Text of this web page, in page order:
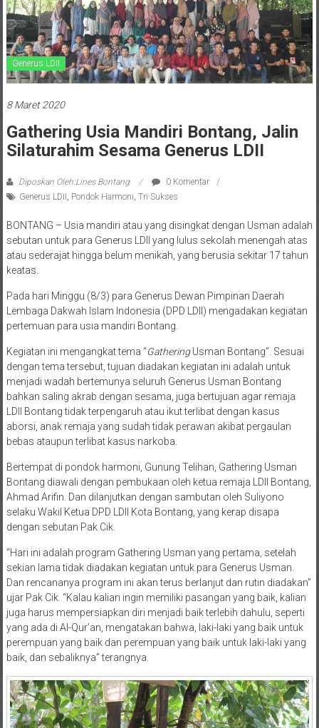
Generus LDII
8 Maret 2020
Gathering Usia Mandiri Bontang, Jalin
Silaturahim Sesama Generus LDII
Diposkan Oleh:Lines Bontang
0 Komentar
Generus LDII Pondok Harmoni Tri Sukses
BONTANG – Usia mandiri atau yang disingkat dengan Usman adalah
sebutan untuk para Generus LDII yang lulus sekolah menengah atas
atau sederajat hingga belum menikah, yang berusia sekitar 17 tahun
keatas.
Pada hari Minggu (8/3) para Generus Dewan Pimpinan Daerah
Lembaga Dakwah Islam Indonesia (DPD LDII) mengadakan kegiatan
pertemuan para usia mandiri Bontang.
Kegiatan ini mengangkat tema “GatheringUsman Bontang”. Sesuai
dengan tema tersebut, tujuan diadakan kegiatan ini adalah untuk
menjadi wadah bertemunya seluruh Generus Usman Bontang
bahkan saling akrab dengan sesama, juga bertujuan agar remaja
LDII Bontang tidak terpengaruh atau ikut terlibat dengan kasus
aborsi, anak remaja yang sudah tidak perawan akibat pergaulan
bebas ataupun terlibat kasus narkoba.
Bertempat di pondok harmoni, Gunung Telihan, Gathering Usman
Bontang diawali dengan pembukaan oleh ketua remaja LDII Bontang,
Ahmad Arifin. Dan dilanjutkan dengan sambutan oleh Suliyono
selaku Wakil Ketua DPD LDII Kota Bontang, yang kerap disapa
dengan sebutan Pak Cik.
“Hari ini adalah program Gathering Usman yang pertama, setelah
sekian lama tidak diadakan kegiatan untuk para Generus Usman.
Dan rencananya program ini akan terus berlanjut dan rutin diadakan”
ujar Pak Cik. “Kalau kalian ingin memiliki pasangan yang baik, kalian
juga harus mempersiapkan diri menjadi baik terlebih dahulu, seperti
yang ada di Al-Qur’an, mengatakan bahwa, laki-laki yang baik untuk
perempuan yang baik dan perempuan yang baik untuk laki-laki yang
baik, dan sebaliknya” terangnya.